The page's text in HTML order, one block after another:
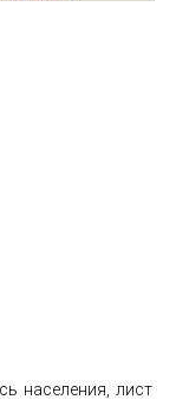
населения, лист